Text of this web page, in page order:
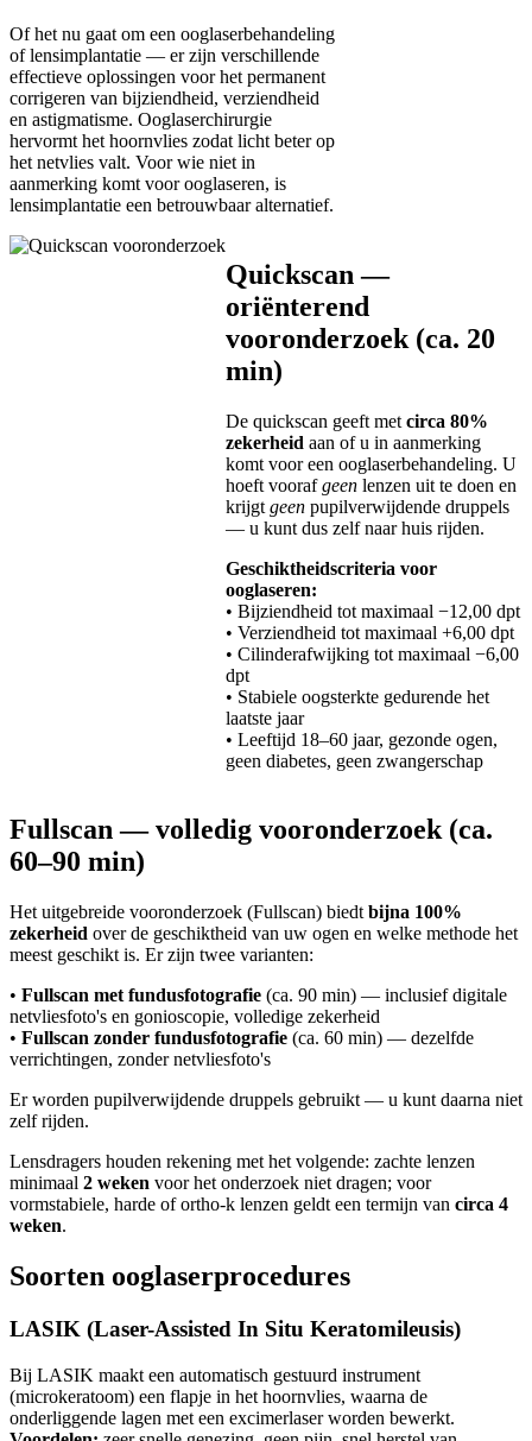
Of het nu gaat om een ooglaserbehandeling
of lensimplantatie — er zijn verschillende
effectieve oplossingen voor het permanent
corrigeren van bijziendheid, verziendheid
en astigmatisme. Ooglaserchirurgie
hervormt het hoornvlies zodat licht beter op
het netvlies valt. Voor wie niet in
aanmerking komt voor ooglaseren, is
lensimplantatie een betrouwbaar alternatief.
Quickscan —
oriënterend
vooronderzoek (ca. 20
min)
De quickscan geeft met circa 80%
zekerheid aan of u in aanmerking
komt voor een ooglaserbehandeling. U
hoeft voorafgeen lenzen uit te doen en
krijgt geen pupilverwijdende druppels
— u kunt dus zelf naar huis rijden.
Geschiktheidscriteria voor
ooglaseren:
• Bijziendheid tot maximaal −12,00 dpt
• Verziendheid tot maximaal +6,00 dpt
• Cilinderafwijking tot maximaal −6,00
dpt
• Stabiele oogsterkte gedurende het
laatste jaar
• Leeftijd 18–60 jaar, gezonde ogen,
geen diabetes, geen zwangerschap
Fullscan — volledig vooronderzoek (ca.
60–90 min)
Het uitgebreide vooronderzoek (Fullscan) biedt bijna 100%
zekerheid over de geschiktheid van uw ogen en welke methode het
meest geschikt is. Er zijn twee varianten:
• Fullscan met fundusfotografie (ca. 90 min) — inclusief digitale
netvliesfoto's en gonioscopie, volledige zekerheid
• Fullscan zonder fundusfotografie (ca. 60 min) — dezelfde
verrichtingen, zonder netvliesfoto's
Er worden pupilverwijdende druppels gebruikt — u kunt daarna niet
zelf rijden.
Lensdragers houden rekening met het volgende: zachte lenzen
minimaal 2 weken voor het onderzoek niet dragen; voor
vormstabiele, harde of ortho-k lenzen geldt een termijn van circa 4
weken.
Soorten ooglaserprocedures
LASIK (Laser-Assisted In Situ Keratomileusis)
Bij LASIK maakt een automatisch gestuurd instrument
(microkeratoom) een flapje in het hoornvlies, waarna de
onderliggende lagen met een excimerlaser worden bewerkt.